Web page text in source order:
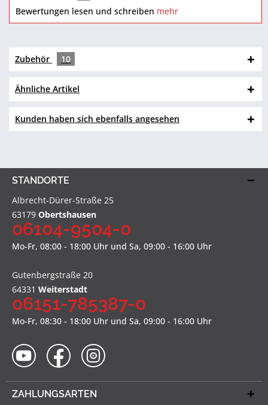
Bewertungen lesen und schreiben mehr
Zubehör 10
Ähnliche Artikel
Kunden haben sich ebenfalls angesehen
STANDORTE
Albrecht-Dürer-Straße 25
63179 Obertshausen
06104-9504-0
Mo-Fr, 08:00 - 18:00 Uhr und Sa, 09:00 - 16:00 Uhr
Gutenbergstraße 20
64331 Weiterstadt
06151-785387-0
Mo-Fr, 08:30 - 18:00 Uhr und Sa, 09:00 - 16:00 Uhr
ZAHLUNGSARTEN